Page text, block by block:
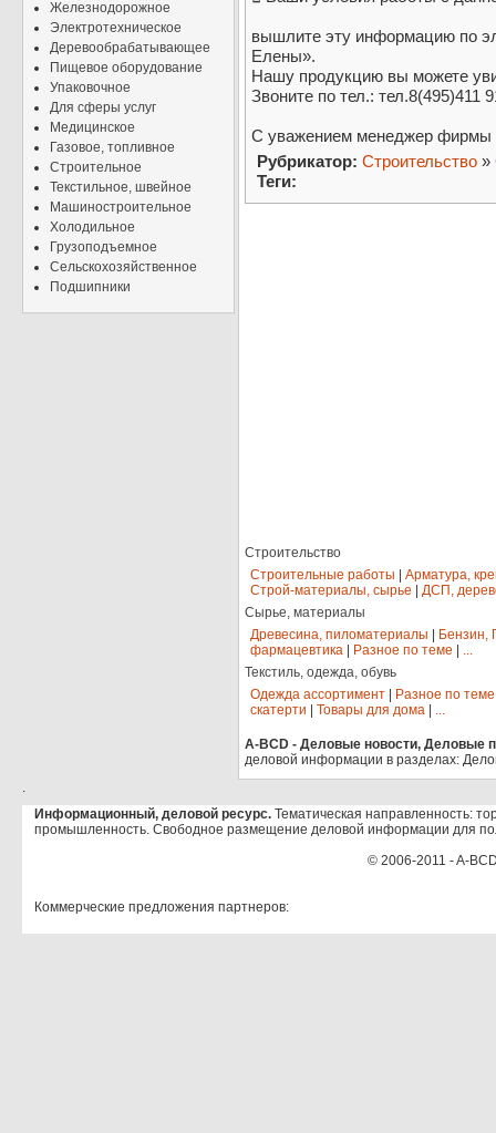
Железнодорожное
Электротехническое
Деревообрабатывающее
Пищевое оборудование
Упаковочное
Для сферы услуг
Медицинское
Газовое, топливное
Строительное
Текстильное, швейное
Машиностроительное
Холодильное
Грузоподъемное
Сельскохозяйственное
Подшипники
вышлите эту информацию по
Елены».
Нашу продукцию вы можете
Звоните по тел.: тел.8(495)411
С уважением менеджер
Рубрикатор: Строительство »
Теги:
Строительство
Строительные работы
Арматура,
Строй-материалы, сырье
ДСП,
Сырье, материалы
Древесина, пиломатериалы
Бензин,
фармацевтика
Разное по теме
...
Текстиль, одежда, обувь
Одежда ассортимент
Разное по теме
скатерти
Товары для дома ...
A-BCD - Деловые новости, Деловые
деловой информации в разделах:
.
Информационный, деловой ресурс. Тематическая направленность:
промышленность. Свободное размещение деловой информации для
© 2006-2011 - A-
Коммерческие предложения партнеров: